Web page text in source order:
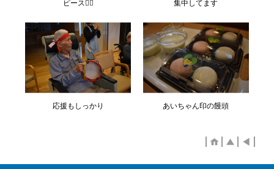
ピース✌🏻 集中してます
応援もしっかり あいちゃん印の饅頭